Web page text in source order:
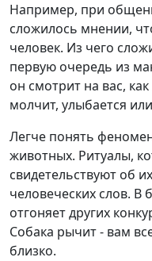
Например, при
сложилось мнении,
человек. Из чего
первую очередь из
он смотрит на вас,
молчит, улыбается
Легче понять
животных. Ритуалы,
свидетельствуют об
человеческих слов. В
отгоняет других
Собака рычит - вам
близко.